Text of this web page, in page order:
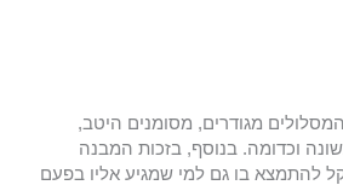
מגודרים, מסומנים היטב,
וכדומה. בנוסף, בזכות המבנה
להתמצא בו גם למי שמגיע אליו בפעם